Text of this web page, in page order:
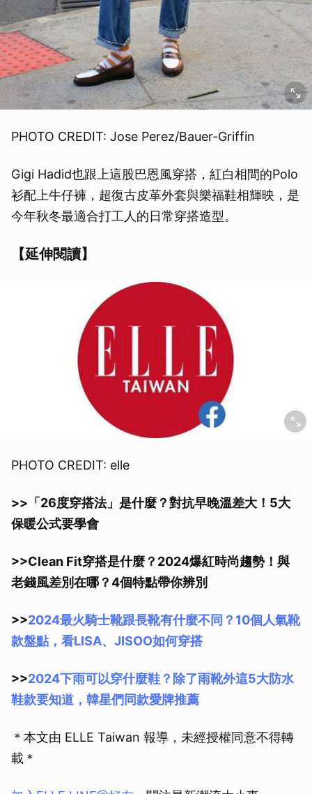
PHOTO CREDIT: Jose Perez/Bauer-Griffin
Gigi Hadid也跟上這股巴恩風穿搭，紅白相間的Polo
衫配上牛仔褲，超復古皮革外套與樂福鞋相輝映，是
今年秋冬最適合打工人的日常穿搭造型。
【延伸閱讀】
PHOTO CREDIT: elle
>>「26度穿搭法」是什麼？對抗早晚溫差大！5大
保暖公式要學會
>>Clean Fit穿搭是什麼？2024爆紅時尚趨勢！與
老錢風差別在哪？4個特點帶你辨別
>>2024最火騎士靴跟長靴有什麼不同？10個人氣靴
款盤點，看LISA、JISOO如何穿搭
>>2024下雨可以穿什麼鞋？除了雨靴外這5大防水
鞋款要知道，韓星們同款愛牌推薦
＊本文由 ELLE Taiwan 報導，未經授權同意不得轉
載＊